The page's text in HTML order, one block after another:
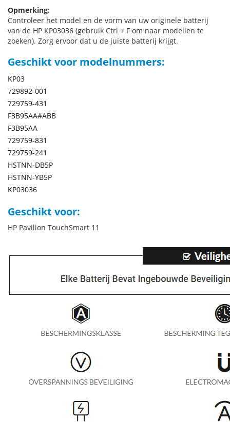
Opmerking:
Controleer het model en de vorm van uw originele batterij
van de HP KP03036 (gebruik Ctrl + F om naar modellen te
zoeken). Zorg ervoor dat u de juiste batterij krijgt.
Geschikt voor modelnummers:
KP03
729892-001
729759-431
F3B95AA#ABB
F3B95AA
729759-831
729759-241
HSTNN-DB5P
HSTNN-YB5P
KP03036
Geschikt voor:
HP Pavilion TouchSmart 11